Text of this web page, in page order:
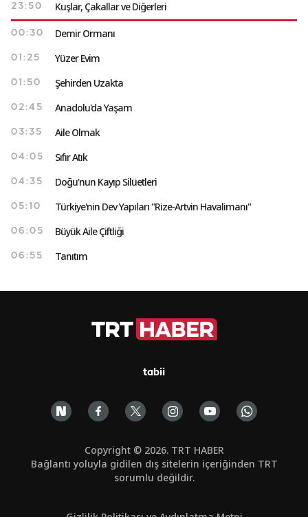
23:50 Kuşlar, Çakallar ve Diğerleri
00:30 Demir Ormanı
01:25 Yüzer Evim
01:50 Şehirden Uzakta
02:45 Anadolu'da Yaşam
03:35 Aile Olmak
04:05 Sıfır Atık
04:35 Doğu'nun Kayıp Silüetleri
05:10 Türkiye'nin Dev Yapıları "Rize-Artvin Havalimanı"
06:05 Büyük Aile Çiftliği
06:55 Tanıtım
tabii
Copyright © 2026. TRT HABER
Bağlantı yoluyla gidilen dış sitelerin içeriğinden TRT
sorumlu değildir.